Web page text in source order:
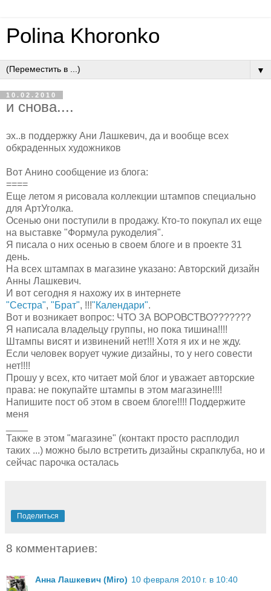
Polina Khoronko
▼
10.02.2010
и снова....
эх..в поддержку Ани Лашкевич, да и вообще всех
обкраденных художников
Вот Анино сообщение из блога:
====
Еще летом я рисовала коллекции штампов специально
для АртУголка.
Осенью они поступили в продажу. Кто-то покупал их еще
на выставке "Формула рукоделия".
Я писала о них осенью в своем блоге и в проекте 31
день.
На всех штампах в магазине указано: Авторский дизайн
Анны Лашкевич.
И вот сегодня я нахожу их в интернете
"Сестра", "Брат", !!!"Календари".
Вот и возникает вопрос: ЧТО ЗА ВОРОВСТВО???????
Я написала владельцу группы, но пока тишина!!!!
Штампы висят и извинений нет!!! Хотя я их и не жду.
Если человек ворует чужие дизайны, то у него совести
нет!!!!
Прошу у всех, кто читает мой блог и уважает авторские
права: не покупайте штампы в этом магазине!!!!
Напишите пост об этом в своем блоге!!!! Поддержите
меня
Также в этом "магазине" (контакт просто расплодил
таких ...) можно было встретить дизайны скрапклуба, но и
сейчас парочка осталась
Поделиться
8 комментариев:
Анна Лашкевич (Miro) 10 февраля 2010 г. в 10:40